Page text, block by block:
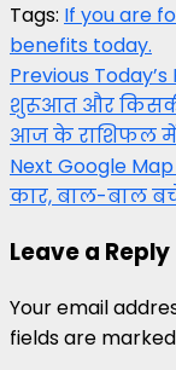
Tags: If you are
benefits today.
Post
navigation
Previous
शुरूआत और किसकी
आज के राशिफल में
Next Google
कार, बाल-बाल
Leave a Reply
Your email
fields are marked